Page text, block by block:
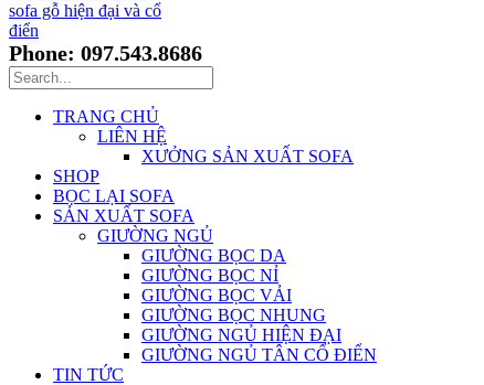
Phone: 097.543.8686
TRANG CHỦ
LIÊN HỆ
XƯỞNG SẢN XUẤT SOFA
SHOP
BỌC LẠI SOFA
SẢN XUẤT SOFA
GIƯỜNG NGỦ
GIƯỜNG BỌC DA
GIƯỜNG BỌC NỈ
GIƯỜNG BỌC VẢI
GIƯỜNG BỌC NHUNG
GIƯỜNG NGỦ HIỆN ĐẠI
GIƯỜNG NGỦ TÂN CỔ ĐIỂN
TIN TỨC